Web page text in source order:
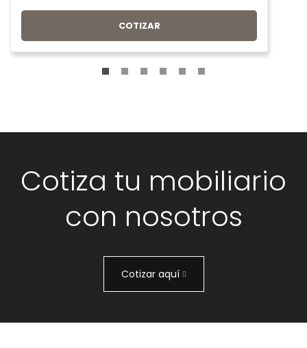
COTIZAR
Cotiza tu mobiliario
con nosotros
Cotizar aquí